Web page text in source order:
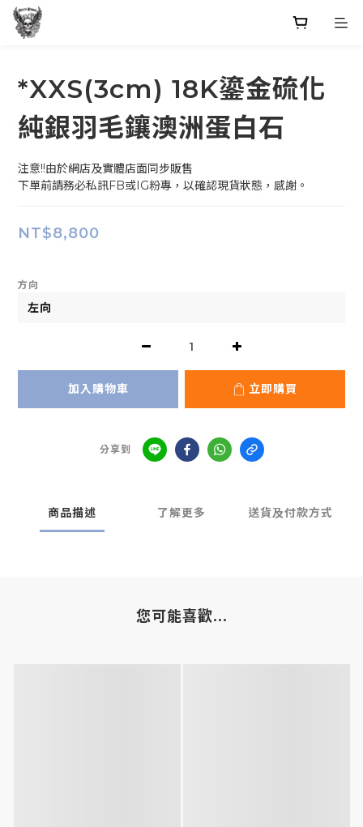
*XXS(3cm) 18K鎏金硫化
純銀羽毛鑲澳洲蛋白石
注意!!由於網店及實體店面同步販售
下單前請務必私訊FB或IG粉專，以確認現貨狀態，感謝。
NT$8,800
方向
加入購物車 立即購買
分享到
商品描述 了解更多 送貨及付款方式
您可能喜歡...